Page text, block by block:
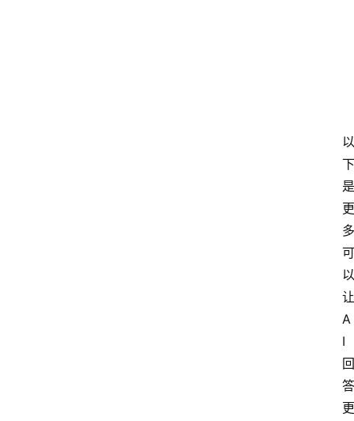
以
下
是
更
多
可
以
让
A
I
回
答
更